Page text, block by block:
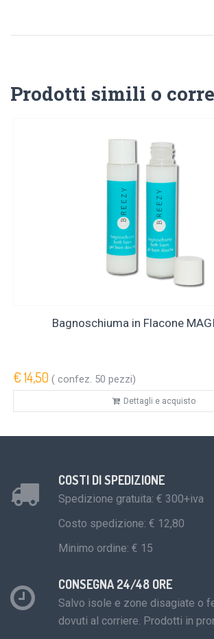
Prodotti simili o
Bagnoschiuma in Flacone
€ 14,50 ( confez. 50 pezzi)
Dettagli e acquisto
COSTI DI SPEDIZIONE
Spedizione gratuita: € 300+iva
Costo spedizione: € 12,80
Minimo ordine: € 15
CONSEGNA 24/48 ORE
Salvo isole e zone disagiate o
dovuti al corriere. Prodotti in